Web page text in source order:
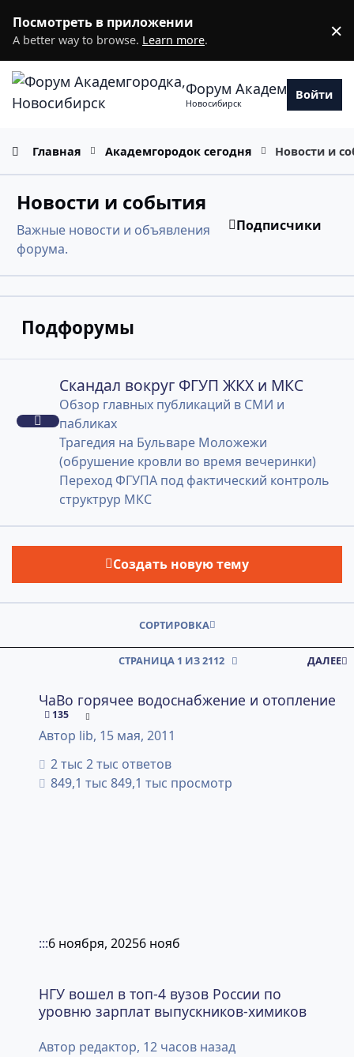
Посмотреть в приложении
A better way to browse. Learn more. ×
Форум Академгородка
Новосибирск
Войти
Главная Академгородок сегодня Новости и
Новости и события
Важные новости и объявления
форума.
Подписчики
Подфорумы
Скандал вокруг ФГУП ЖКХ и МКС
Обзор главных публикаций в СМИ и
пабликах
Трагедия на Бульваре Моложежи
(обрушение кровли во время вечеринки)
Переход ФГУПА под фактический контроль
структрур МКС
Создать новую тему
ДАЛЕЕ
СТРАНИЦА 1 ИЗ 2112
СОРТИРОВКА
ЧаВо горячее водоснабжение и отопление
135
Автор lib, 15 мая, 2011
2 тыс ответов
849,1 тыс просмотр
:::6 ноября, 20256 нояб
НГУ вошел в топ-4 вузов России по
уровню зарплат выпускников-химиков
Автор редактор, 12 часов назад